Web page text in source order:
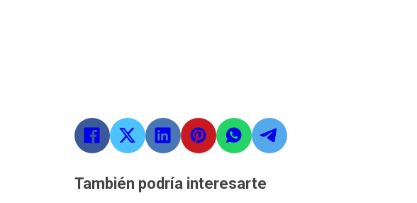
También podría interesarte